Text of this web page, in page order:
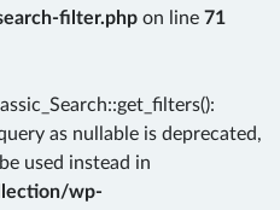
filter.php on line 71
as nullable is deprecated,
used instead in
wp-